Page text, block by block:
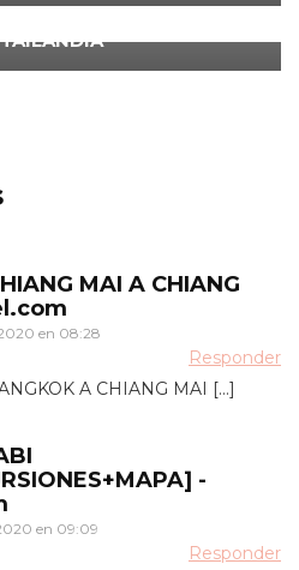
MAI A CHIANG
en 08:28
Responder
A CHIANG MAI […]
-
en 09:09
Responder